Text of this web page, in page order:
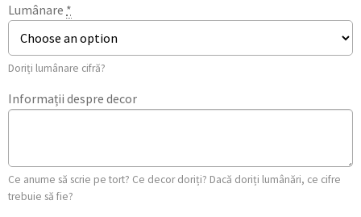
Lumânare *
Doriți lumânare cifră?
Informații despre decor
Ce anume să scrie pe tort? Ce decor doriți? Dacă doriți lumânări, ce cifre
trebuie să fie?